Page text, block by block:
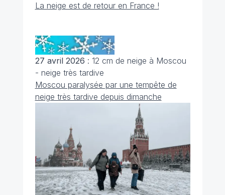
La neige est de retour en France !
27 avril 2026 : 12 cm de neige à Moscou
- neige très tardive
Moscou paralysée par une tempête de
neige très tardive depuis dimanche